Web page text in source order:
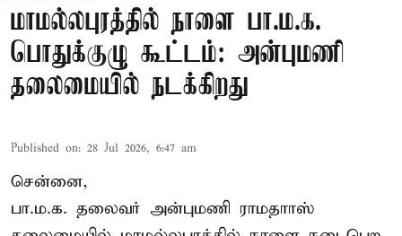
மாமல்லபுரத்தில் நாளை பா.ம.க.
பொதுக்குழு கூட்டம்: அன்புமணி
தலைமையில் நடக்கிறது
Published on: 28 Jul 2026, 6:47 am
சென்னை,
பா.ம.க. தலைவர் அன்புமணி ராமதாாஸ்